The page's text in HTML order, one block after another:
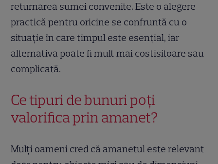
returnarea sumei convenite. Este o alegere
practică pentru oricine se confruntă cu o
situație în care timpul este esențial, iar
alternativa poate fi mult mai costisitoare sau
complicată.
Ce tipuri de bunuri poți
valorifica prin amanet?
Mulți oameni cred că amanetul este relevant